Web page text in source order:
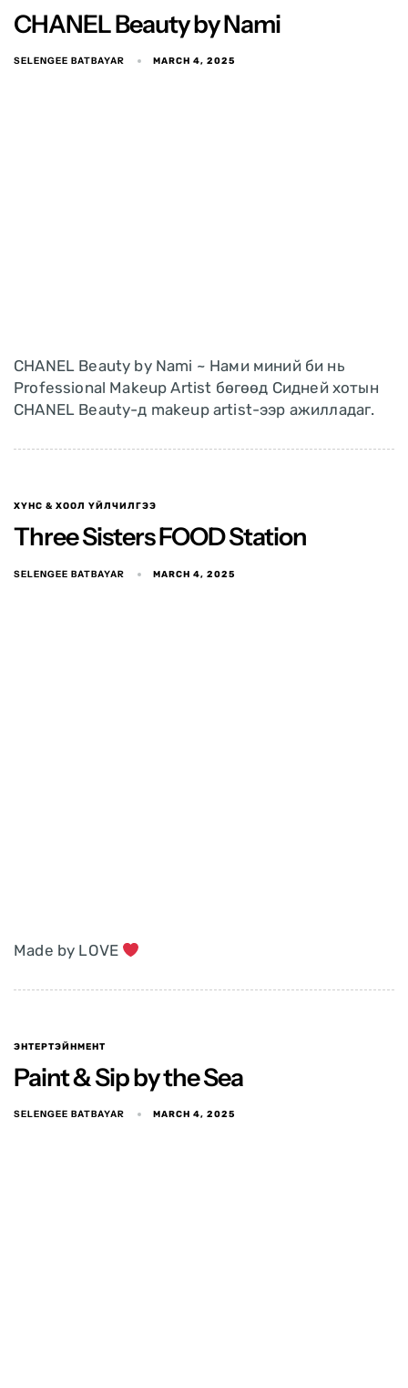
CHANEL Beauty by Nami
SELENGEE BATBAYAR MARCH 4, 2025
CHANEL Beauty by Nami ~ Нами миний би нь
Professional Makeup Artist бөгөөд Сидней хотын
CHANEL Beauty-д makeup artist-ээр ажилладаг.
ХҮНС & ХООЛ ҮЙЛЧИЛГЭЭ
Three Sisters FOOD Station
SELENGEE BATBAYAR MARCH 4, 2025
Made by LOVE
ЭНТЕРТЭЙНМЕНТ
Paint & Sip by the Sea
SELENGEE BATBAYAR MARCH 4, 2025